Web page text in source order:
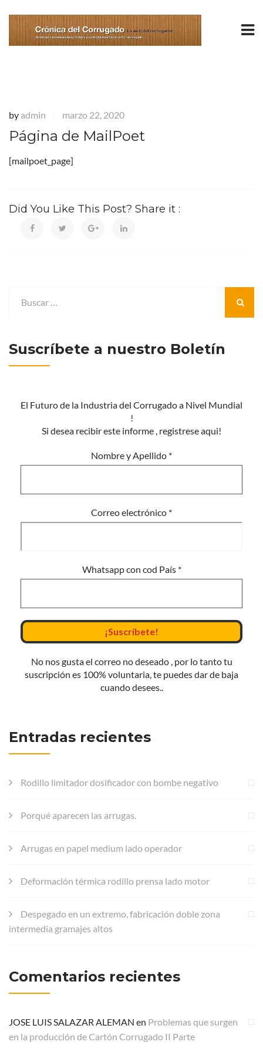
by admin marzo 22, 2020
Página de MailPoet
[mailpoet_page]
Did You Like This Post? Share it :
Suscríbete a nuestro Boletín
El Futuro de la Industria del Corrugado a Nivel Mundial
!
Si desea recibir este informe , registrese aqui!
Nombre y Apellido *
Correo electrónico *
Whatsapp con cod País *
No nos gusta el correo no deseado , por lo tanto tu
suscripción es 100% voluntaria, te puedes dar de baja
cuando desees..
Entradas recientes
Rodillo limitador dosificador con bombe negativo
Porqué aparecen las arrugas.
Arrugas en papel medium lado operador
Deformación térmica rodillo prensa lado motor
Despegado en un extremo, fabricación doble zona
intermedia gramajes altos
Comentarios recientes
JOSE LUIS SALAZAR ALEMAN en Problemas que surgen
en la producción de Cartón Corrugado II Parte